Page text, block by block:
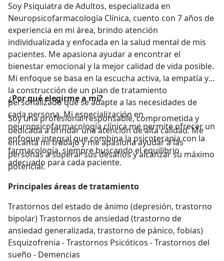
Soy Psiquiatra de Adultos, especializada en
Neuropsicofarmacología Clínica, cuento con 7 años de
experiencia en mi área, brindo atención
individualizada y enfocada en la salud mental de mis
pacientes. Me apasiona ayudar a encontrar el
bienestar emocional y la mejor calidad de vida posible.
Mi enfoque se basa en la escucha activa, la empatía y
la construcción de un plan de tratamiento
personalizado que se adapte a las necesidades de
cada persona. Mi especialización en
neuropsicofarmacología clínica me permite ofrecer un
enfoque integral que combina la psicoterapia con la
farmacología, siempre buscando el equilibrio
adecuado para cada paciente.
¿Por qué elegirme a mí?
Soy una profesional responsable, comprometida y
dedicada a brindar una atención de alta calidad. Me
encanta mi trabajo y me apasiona ayudar a las
personas a superar sus desafíos y alcanzar su máximo
potencial.
Principales áreas de tratamiento
Trastornos del estado de ánimo (depresión, trastorno
bipolar) Trastornos de ansiedad (trastorno de
ansiedad generalizada, trastorno de pánico, fobias)
Esquizofrenia - Trastornos Psicóticos - Trastornos del
sueño - Demencias